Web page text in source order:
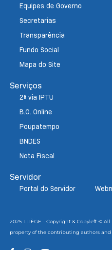
Equipes de Governo
Secretarias
Transparência
Fundo Social
Mapa do Site
Serviços
2ª via IPTU
B.O. Online
Poupatempo
BNDES
Nota Fiscal
Servidor
Portal do Servidor
2025 LLIÈGE - Copyright & Copyleft ©
property of the contributing authors and